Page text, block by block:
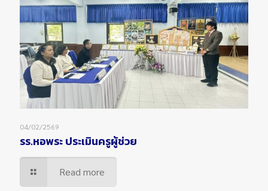
04/02/2569
รร.หอพระ ประเมินครูผู้ช่วย
Read more